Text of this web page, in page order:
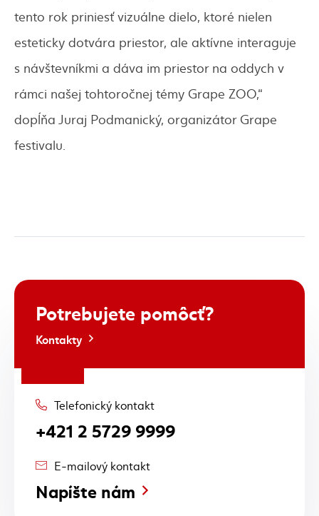
tento rok priniesť vizuálne dielo, ktoré nielen
esteticky dotvára priestor, ale aktívne interaguje
s návštevníkmi a dáva im priestor na oddych v
rámci našej tohtoročnej témy Grape ZOO,“
dopĺňa Juraj Podmanický, organizátor Grape
festivalu.
Potrebujete pomôcť?
Kontakty
Telefonický kontakt
+421 2 5729 9999
E-mailový kontakt
Napíšte nám